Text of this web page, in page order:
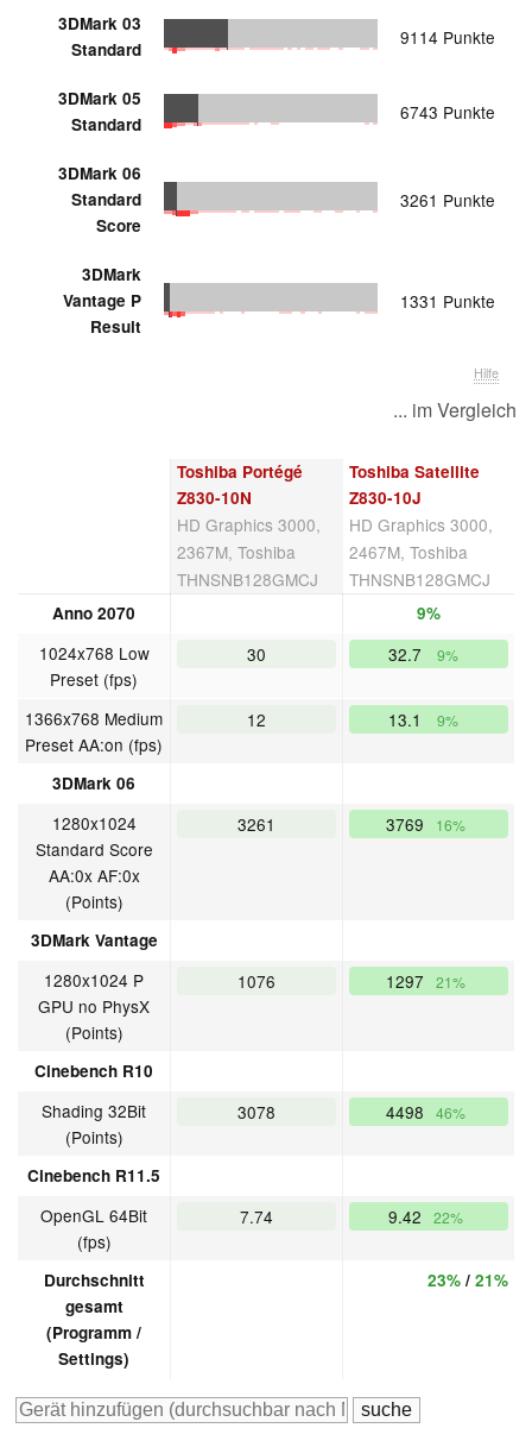
3DMark 03
Standard
9114 Punkte
3DMark 05
Standard
6743 Punkte
3DMark 06
Standard
Score
3261 Punkte
3DMark
Vantage P
Result
1331 Punkte
Hilfe
... im Vergleich
Toshiba Portégé
Z830-10N
HD Graphics 3000,
2367M, Toshiba
THNSNB128GMCJ
Toshiba Satellite
Z830-10J
HD Graphics 3000,
2467M, Toshiba
THNSNB128GMCJ
Anno 2070 9%
1024x768 Low
Preset (fps)
30 32.7 9%
1366x768 Medium
Preset AA:on (fps)
12 13.1 9%
3DMark 06
1280x1024
Standard Score
AA:0x AF:0x
(Points)
3261 3769 16%
3DMark Vantage
1280x1024 P
GPU no PhysX
(Points)
1076 1297 21%
Cinebench R10
Shading 32Bit
(Points)
3078 4498 46%
Cinebench R11.5
OpenGL 64Bit
(fps)
7.74 9.42 22%
Durchschnitt
gesamt
(Programm /
Settings)
23%/ 21%